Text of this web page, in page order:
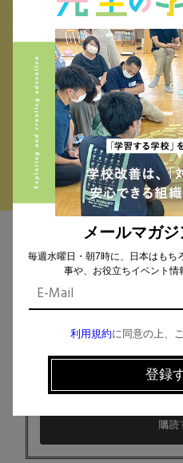
校種から探す
小学校 (293) 中学校 (261)
特別支援 (11) 大学・専門
民間企業 (63) 公
オルタナティブスクー
MAIL
につい
メールマガ
毎週水曜日・朝7時に、日本はもち
事や、お役立ちイベント情
利用規約に同意の上、